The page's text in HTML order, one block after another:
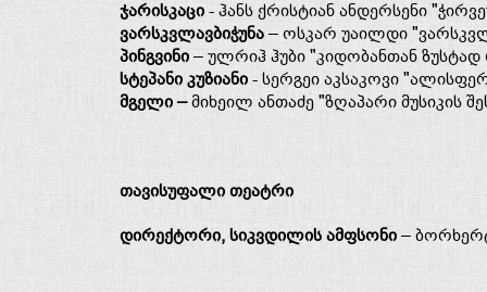
ჯარისკაცი - ჰანს ქრისტიან ანდერსენი
ვარსკვლავბიჭუნა – ოსკარ უაილდი
პინგვინი – ულრიჰ ჰუბი "კიდობანთან
სტეპანი კუზიანი - სერგეი აკსაკოვი
მგელი –მიხეილ ანთაძე "ზღაპარი მუსიკის
თავისუფალი თეატრი
დირექტორი, სიკვდილის ამფსონი –